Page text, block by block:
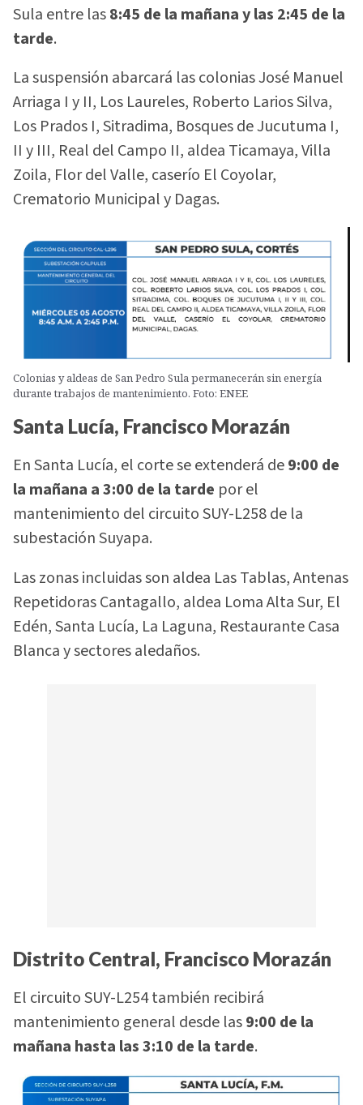
Sula entre las8:45 de la mañana y las 2:45 de la
tarde.
La suspensión abarcará las colonias José Manuel
Arriaga I y II, Los Laureles, Roberto Larios Silva,
Los Prados I, Sitradima, Bosques de Jucutuma I,
II y III, Real del Campo II, aldea Ticamaya, Villa
Zoila, Flor del Valle, caserío El Coyolar,
Crematorio Municipal y Dagas.
Colonias y aldeas de San Pedro Sula permanecerán sin energía
durante trabajos de mantenimiento. Foto: ENEE
Santa Lucía, Francisco Morazán
En Santa Lucía, el corte se extenderá de9:00 de
la mañana a 3:00 de la tarde por el
mantenimiento del circuito SUY-L258 de la
subestación Suyapa.
Las zonas incluidas son aldea Las Tablas, Antenas
Repetidoras Cantagallo, aldea Loma Alta Sur, El
Edén, Santa Lucía, La Laguna, Restaurante Casa
Blanca y sectores aledaños.
Distrito Central, Francisco Morazán
El circuito SUY-L254 también recibirá
mantenimiento general desde las9:00 de la
mañana hasta las 3:10 de la tarde.